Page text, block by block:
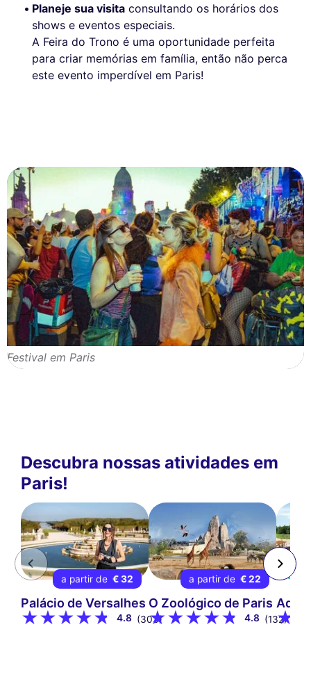
Planeje sua visita consultando os horários dos
shows e eventos especiais.
A Feira do Trono é uma oportunidade perfeita
para criar memórias em família, então não perca
este evento imperdível em Paris!
Festival em Paris
Descubra nossas atividades em
Paris!
a partir de € 32
Palácio de Versalhes
4.8 (303)
a partir de € 22
O Zoológico de Paris
4.8 (132)